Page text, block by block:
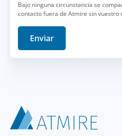
Bajo ninguna circunstancia se
contacto fuera de Atmire sin vuestro